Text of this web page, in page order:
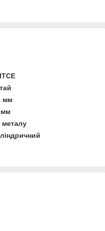
мм
мм
металу